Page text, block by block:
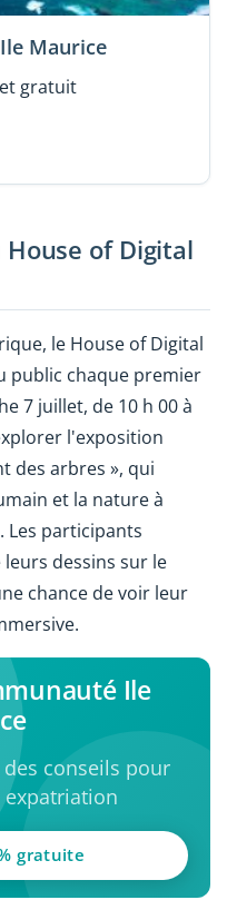
Maurice
gratuit
of Digital
le House of Digital
public chaque premier
7 juillet, de 10 h 00 à
l'exposition
des arbres », qui
et la nature à
participants
dessins sur le
chance de voir leur
Ile
conseils pour
gratuite